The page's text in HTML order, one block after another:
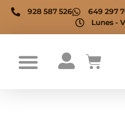
928 587 526 649 297
Lunes -